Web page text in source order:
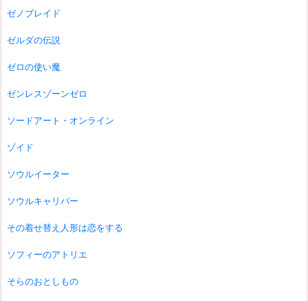
ゼノブレイド
ゼルダの伝説
ゼロの使い魔
ゼンレスゾーンゼロ
ソードアート・オンライン
ゾイド
ソウルイーター
ソウルキャリバー
その着せ替え人形は恋をする
ソフィーのアトリエ
そらのおとしもの